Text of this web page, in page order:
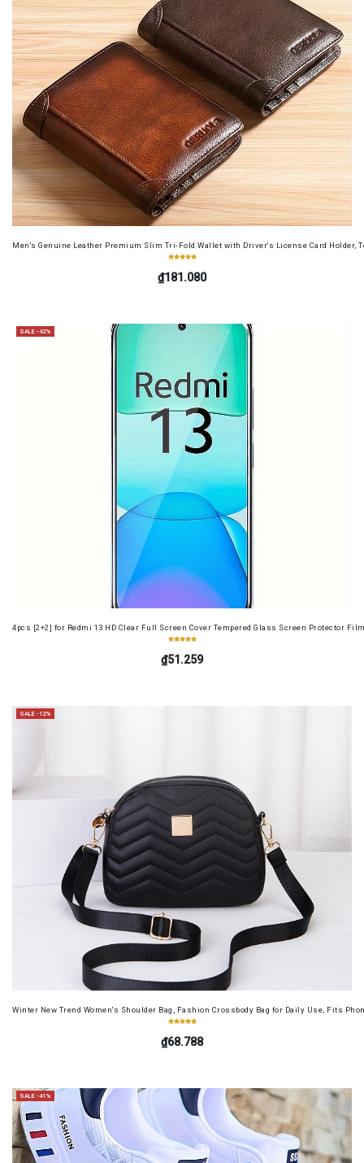
Men's Genuine Leather Premium Slim Tri-Fold Wallet with Driver's License Card Holder,
₫181.080
SALE -42%
4pcs [2+2] for Redmi 13 HD Clear Full Screen Cover Tempered Glass Screen Protector
₫51.259
SALE -12%
Winter New Trend Women's Shoulder Bag, Fashion Crossbody Bag for Daily Use, Fits
₫68.788
SALE -41%